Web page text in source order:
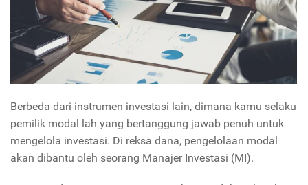
Berbeda dari instrumen investasi lain, dimana kamu selaku
pemilik modal lah yang bertanggung jawab penuh untuk
mengelola investasi. Di reksa dana, pengelolaan modal
akan dibantu oleh seorang Manajer Investasi (MI).